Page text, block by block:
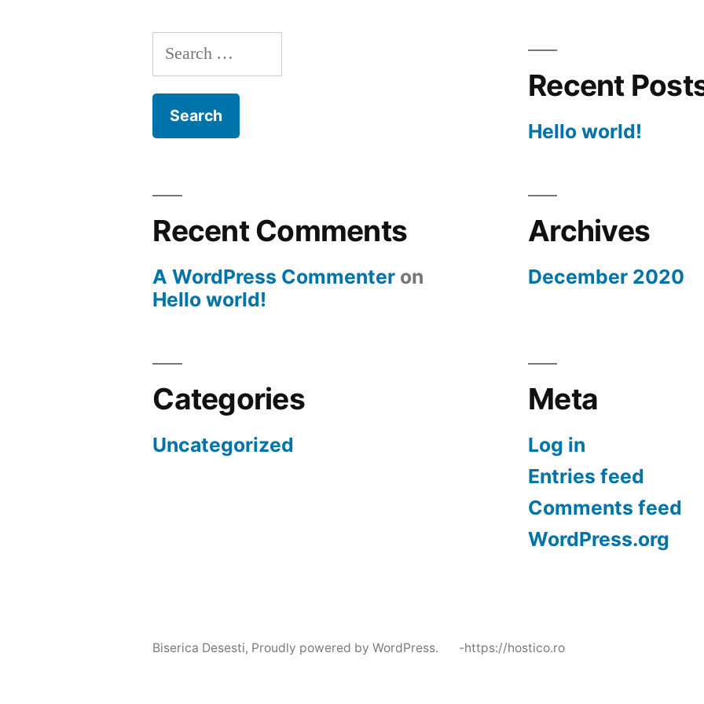
Search
for:
Recent
Hello world!
Recent Comments
A WordPress Commenter on
Hello world!
Archives
December 2020
Categories
Uncategorized
Meta
Log in
Entries feed
Comments feed
WordPress.org
Biserica Desesti, Proudly powered by WordPress. -https://hostico.ro